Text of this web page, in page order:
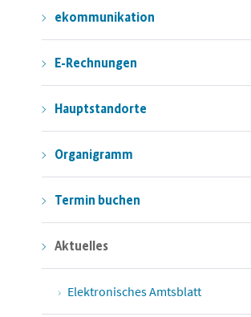
ekommunikation
E-Rechnungen
Hauptstandorte
Organigramm
Termin buchen
Aktuelles
Elektronisches Amtsblatt